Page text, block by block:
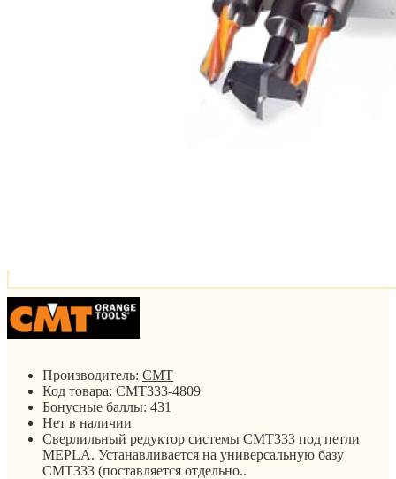
Производитель: CMT
Код товара: CMT333-4809
Бонусные баллы: 431
Нет в наличии
Сверлильный редуктор системы CMT333 под петли
MEPLA. Устанавливается на универсальную базу
CMT333 (поставляется отдельно..